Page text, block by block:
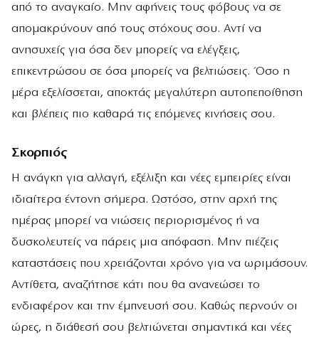
από το αναγκαίο. Μην αφήνεις τους φόβους να σε
απομακρύνουν από τους στόχους σου. Αντί να
ανησυχείς για όσα δεν μπορείς να ελέγξεις,
επικεντρώσου σε όσα μπορείς να βελτιώσεις. Όσο η
μέρα εξελίσσεται, αποκτάς μεγαλύτερη αυτοπεποίθηση
και βλέπεις πιο καθαρά τις επόμενες κινήσεις σου.
Σκορπιός
Η ανάγκη για αλλαγή, εξέλιξη και νέες εμπειρίες είναι
ιδιαίτερα έντονη σήμερα. Ωστόσο, στην αρχή της
ημέρας μπορεί να νιώσεις περιορισμένος ή να
δυσκολευτείς να πάρεις μια απόφαση. Μην πιέζεις
καταστάσεις που χρειάζονται χρόνο για να ωριμάσουν.
Αντίθετα, αναζήτησε κάτι που θα ανανεώσει το
ενδιαφέρον και την έμπνευσή σου. Καθώς περνούν οι
ώρες, η διάθεσή σου βελτιώνεται σημαντικά και νέες